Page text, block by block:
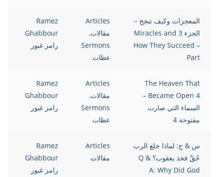
المعجزات وكيف تنجح –
الجزء 3 Miracles and
How They Succeed –
Part
Articles
مقالات,
Sermons
عظات
Ramez
Ghabbour
رامز غبور
The Heaven That
Became Open 4 –
السماء التي صارت
مفتوحة 4
Articles
مقالات,
Sermons
عظات
Ramez
Ghabbour
رامز غبور
س & ج: لماذا خلع الرب
حُقَّ فخذ يعقوب؟ Q &
A: Why Did God
Articles
مقالات
Ramez
Ghabbour
رامز غبور